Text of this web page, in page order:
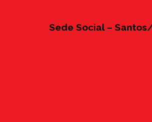
Sede Social –